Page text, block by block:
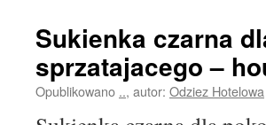
Sukienka czarna
sprzatajacego –
Opublikowano .., autor: Odziez Hotelowa